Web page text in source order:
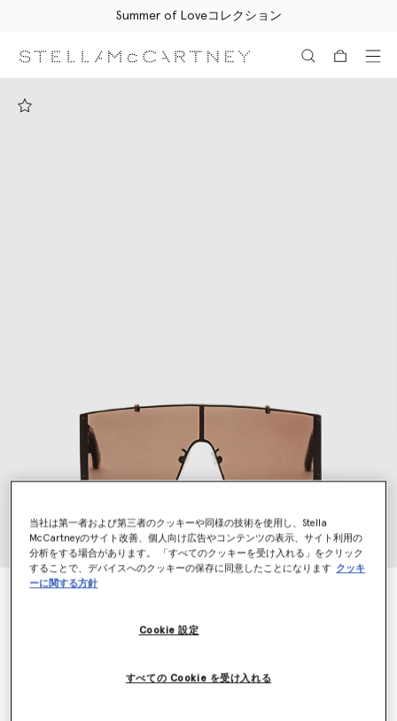
すべてのご注文は無料のエクスプレス配送にてお届けします
半透明のブラウンモノクローム
当社は第一者および第三者のクッキーや同様の技術を使用し、Stella
McCartneyのサイト改善、個人向け広告やコンテンツの表示、サイト利用の
分析をする場合があります。 「すべてのクッキーを受け入れる」をクリック
することで、デバイスへのクッキーの保存に同意したことになります クッキ
ーに関する方針
Cookie 設定
すべての Cookie を受け入れる